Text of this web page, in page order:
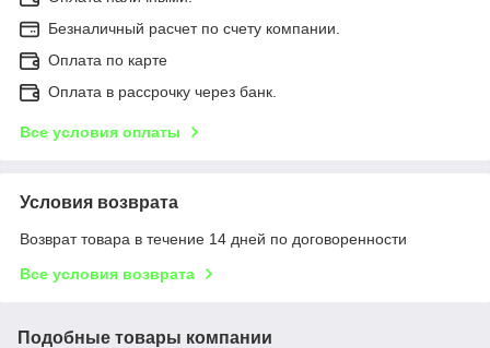
Безналичный расчет по счету компании.
Оплата по карте
Оплата в рассрочку через банк.
Все условия оплаты
Условия возврата
Возврат товара в течение 14 дней по договоренности
Все условия возврата
Подобные товары компании